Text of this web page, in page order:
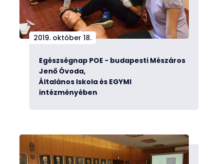
2019. október 18.
Egészségnap POE - budapesti Mészáros
Jenő Óvoda,
Általános Iskola és EGYMI
intézményében